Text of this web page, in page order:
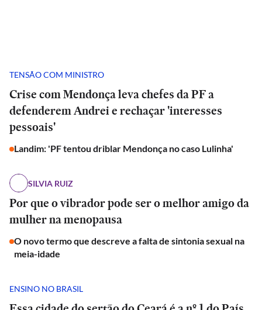
TENSÃO COM MINISTRO
Crise com Mendonça leva chefes da PF a
defenderem Andrei e rechaçar 'interesses
pessoais'
Landim: 'PF tentou driblar Mendonça no caso Lulinha'
SILVIA RUIZ
Por que o vibrador pode ser o melhor amigo da
mulher na menopausa
O novo termo que descreve a falta de sintonia sexual na
meia-idade
ENSINO NO BRASIL